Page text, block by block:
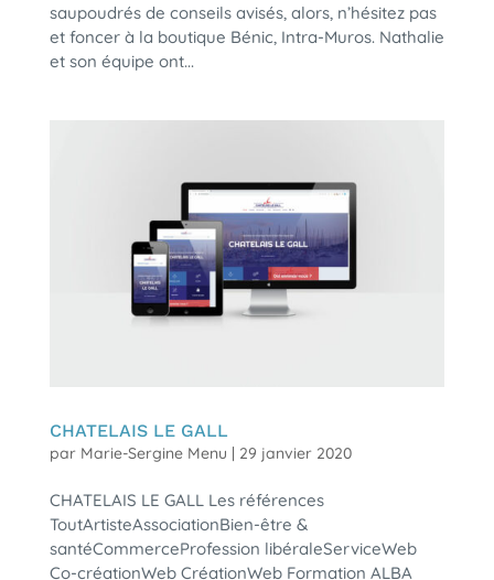
saupoudrés de conseils avisés, alors, n’hésitez pas
et foncer à la boutique Bénic, Intra-Muros. Nathalie
et son équipe ont...
CHATELAIS LE GALL
par Marie-Sergine Menu | 29 janvier 2020
CHATELAIS LE GALL Les références
ToutArtisteAssociationBien-être &
santéCommerceProfession libéraleServiceWeb
Co-créationWeb CréationWeb Formation ALBA